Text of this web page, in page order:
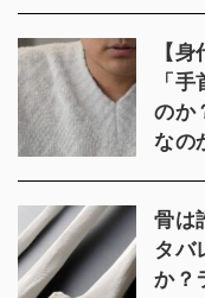
【
「
のか
なの
骨は
タバ
か？